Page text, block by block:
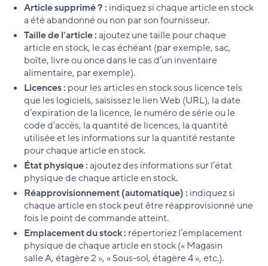
Article supprimé ? : indiquez si chaque article en stock
a été abandonné ou non par son fournisseur.
Taille de l’article :ajoutez une taille pour chaque
article en stock, le cas échéant (par exemple, sac,
boîte, livre ou once dans le cas d’un inventaire
alimentaire, par exemple).
Licences : pour les articles en stock sous licence tels
que les logiciels, saisissez le lien Web (URL), la date
d’expiration de la licence, le numéro de série ou le
code d’accès, la quantité de licences, la quantité
utilisée et les informations sur la quantité restante
pour chaque article en stock.
État physique :ajoutez des informations sur l’état
physique de chaque article en stock.
Réapprovisionnement (automatique) : indiquez si
chaque article en stock peut être réapprovisionné une
fois le point de commande atteint.
Emplacement du stock : répertoriez l’emplacement
physique de chaque article en stock (« Magasin
salle A, étagère 2 », « Sous-sol, étagère 4 », etc.).